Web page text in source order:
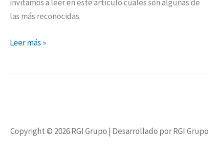
invitamos a leer en este artículo cuáles son algunas de
las más reconocidas.
Leer más »
Copyright © 2026RGI Grupo | Desarrollado por RGI Grupo